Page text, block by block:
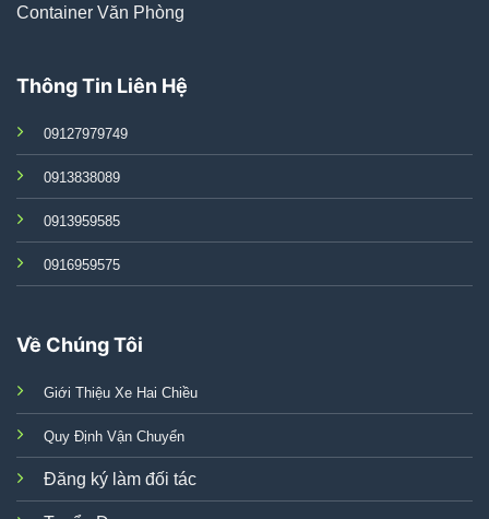
Container Văn Phòng
Thông Tin Liên Hệ
09127979749
0913838089
0913959585
0916959575
Về Chúng Tôi
Giới Thiệu Xe Hai Chiều
Quy Định Vận Chuyển
Đăng ký làm đối tác